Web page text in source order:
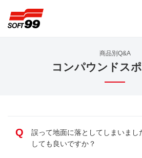
商品別Q&A
コンパウンドス
Q
誤って地面に落としてしまいまし
しても良いですか？